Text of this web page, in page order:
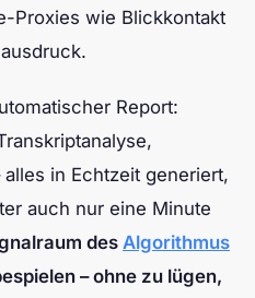
Proxies wie Blickkontakt
Report:
in Echtzeit generiert,
auch nur eine Minute
desAlgorithmus
– ohne zu lügen,